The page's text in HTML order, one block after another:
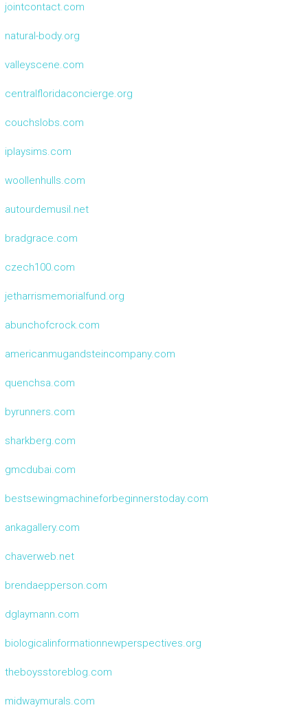
jointcontact.com
natural-body.org
valleyscene.com
centralfloridaconcierge.org
couchslobs.com
iplaysims.com
woollenhulls.com
autourdemusil.net
bradgrace.com
czech100.com
jetharrismemorialfund.org
abunchofcrock.com
americanmugandsteincompany.com
quenchsa.com
byrunners.com
sharkberg.com
gmcdubai.com
bestsewingmachineforbeginnerstoday.com
ankagallery.com
chaverweb.net
brendaepperson.com
dglaymann.com
biologicalinformationnewperspectives.org
theboysstoreblog.com
midwaymurals.com